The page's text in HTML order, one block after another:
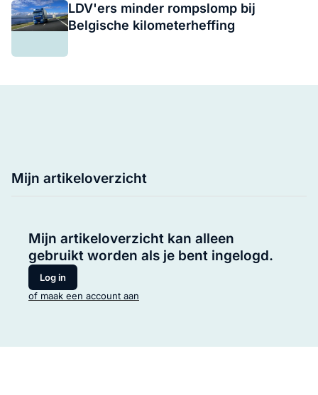
LDV'ers minder rompslomp bij
Belgische kilometerheffing
Mijn artikeloverzicht
Mijn artikeloverzicht kan alleen
gebruikt worden als je bent ingelogd.
Log in
of maak een account aan